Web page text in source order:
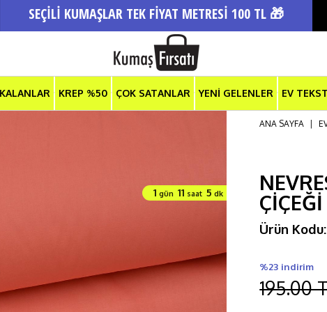
SEÇİLİ KUMAŞLAR TEK FİYAT METRESİ 100 TL 🎁
KREP %50 ÇOK SATANLAR YENİ GELENLER EV
1 gün 11 saat 5 dk
ANA SAYFA
ÇİÇEĞİ
Ürün
%23 indirim
195.00